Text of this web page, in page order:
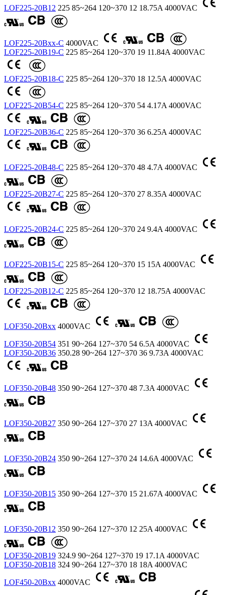
LOF225-20B12 225 85~264 120~370 12 18.75A 4000VAC
LOF225-20Bxx-C 4000VAC
LOF225-20B19-C 225 85~264 120~370 19 11.84A 4000VAC
LOF225-20B18-C 225 85~264 120~370 18 12.5A 4000VAC
LOF225-20B54-C 225 85~264 120~370 54 4.17A 4000VAC
LOF225-20B36-C 225 85~264 120~370 36 6.25A 4000VAC
LOF225-20B48-C 225 85~264 120~370 48 4.7A 4000VAC
LOF225-20B27-C 225 85~264 120~370 27 8.35A 4000VAC
LOF225-20B24-C 225 85~264 120~370 24 9.4A 4000VAC
LOF225-20B15-C 225 85~264 120~370 15 15A 4000VAC
LOF225-20B12-C 225 85~264 120~370 12 18.75A 4000VAC
LOF350-20Bxx 4000VAC
LOF350-20B54 351 90~264 127~370 54 6.5A 4000VAC
LOF350-20B36 350.28 90~264 127~370 36 9.73A 4000VAC
LOF350-20B48 350 90~264 127~370 48 7.3A 4000VAC
LOF350-20B27 350 90~264 127~370 27 13A 4000VAC
LOF350-20B24 350 90~264 127~370 24 14.6A 4000VAC
LOF350-20B15 350 90~264 127~370 15 21.67A 4000VAC
LOF350-20B12 350 90~264 127~370 12 25A 4000VAC
LOF350-20B19 324.9 90~264 127~370 19 17.1A 4000VAC
LOF350-20B18 324 90~264 127~370 18 18A 4000VAC
LOF450-20Bxx 4000VAC